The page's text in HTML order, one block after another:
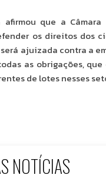
afirmou que a
os direitos dos
ajuizada contra a
as obrigações,
de lotes nesses
NOTÍCIAS